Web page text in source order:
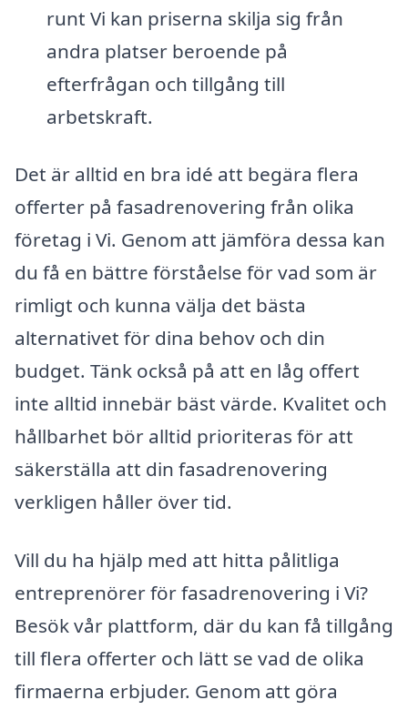
runt Vi kan priserna skilja sig från
andra platser beroende på
efterfrågan och tillgång till
arbetskraft.
Det är alltid en bra idé att begära flera
offerter på fasadrenovering från olika
företag i Vi. Genom att jämföra dessa kan
du få en bättre förståelse för vad som är
rimligt och kunna välja det bästa
alternativet för dina behov och din
budget. Tänk också på att en låg offert
inte alltid innebär bäst värde. Kvalitet och
hållbarhet bör alltid prioriteras för att
säkerställa att din fasadrenovering
verkligen håller över tid.
Vill du ha hjälp med att hitta pålitliga
entreprenörer för fasadrenovering i Vi?
Besök vår plattform, där du kan få tillgång
till flera offerter och lätt se vad de olika
firmaerna erbjuder. Genom att göra